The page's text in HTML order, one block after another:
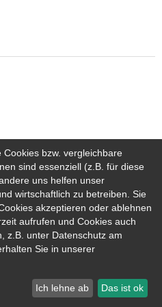
HONDA CIVIC E:HEV
HONDA HR-V E:HEV
HONDA CR-V E:HEV & E:PHEV
bzw. vergleichbare
sind essenziell (z.B. für diese
uns helfen unser
wirtschaftlich zu betreiben. Sie
akzeptieren oder ablehnen
aufrufen und Cookies auch
z.B. unter Datenschutz am
Sie in unserer
Ich lehne ab Das ist ok